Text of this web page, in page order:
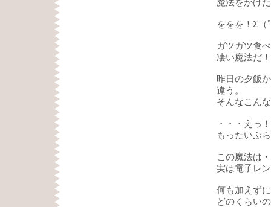
魔法をかけ
ををを！Σ（
ガツガツ食
凄い魔法だ
昨日の夕飯
違う。
そんなこん
・・・えっ
もったいぶ
この魔法は
実は電子レ
何も加えず
どのくらい